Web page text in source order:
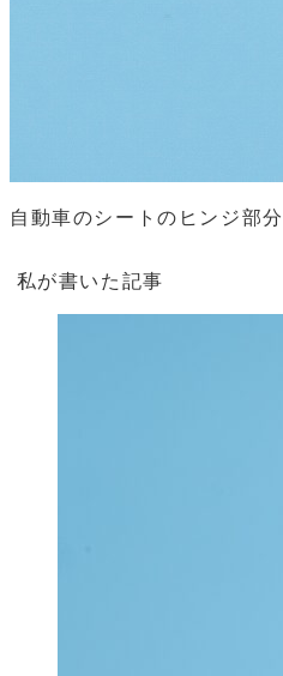
自動車のシートのヒンジ部
私が書いた記事